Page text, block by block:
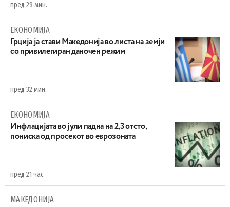
пред 29 мин.
ЕКОНОМИЈА
Грција ја стави Македонија во листа на земји
со привилегиран даночен режим
пред 32 мин.
ЕКОНОМИЈА
Инфлацијата во јули падна на 2,3 отсто,
пониска од просекот во еврозоната
пред 21 час
МАКЕДОНИЈА